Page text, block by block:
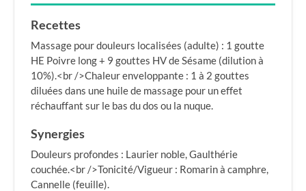
Recettes
Massage pour douleurs localisées (adulte) : 1 goutte
HE Poivre long + 9 gouttes HV de Sésame (dilution à
10%).<br />Chaleur enveloppante : 1 à 2 gouttes
diluées dans une huile de massage pour un effet
réchauffant sur le bas du dos ou la nuque.
Synergies
Douleurs profondes : Laurier noble, Gaulthérie
couchée.<br />Tonicité/Vigueur : Romarin à camphre,
Cannelle (feuille).